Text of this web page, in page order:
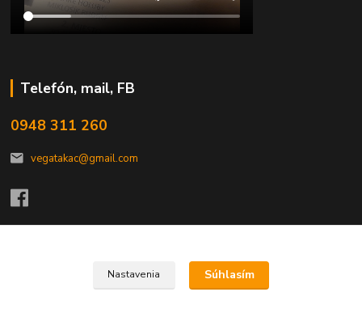
Telefón, mail, FB
0948 311 260
vegatakac@gmail.com
Upravit sběr cookies.
Nastavenia Súhlasím